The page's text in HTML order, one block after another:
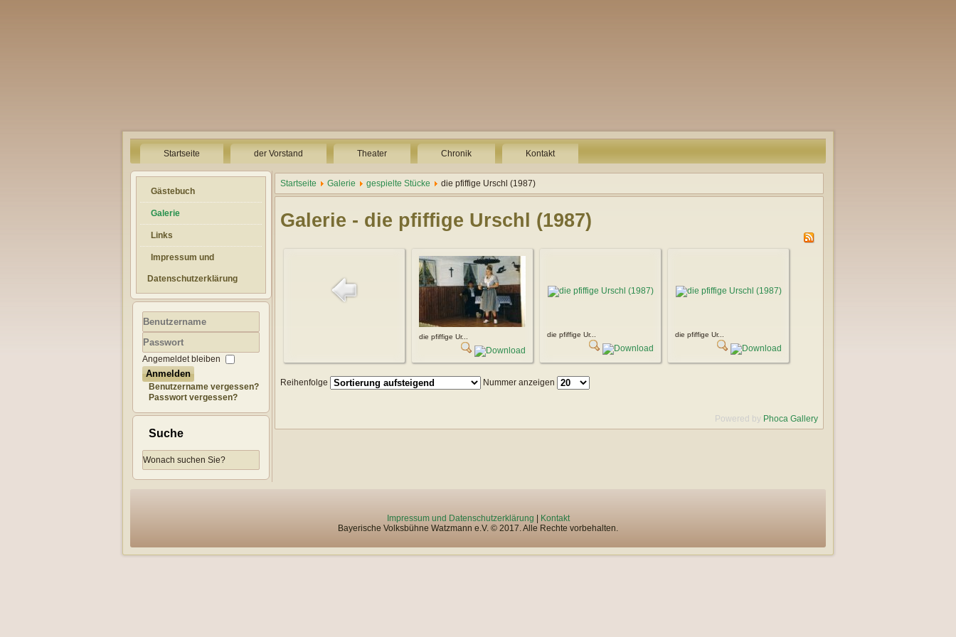
Startseite der Vorstand Theater Chronik Kontakt
Gästebuch
Galerie
Links
Impressum und
Datenschutzerklärung
Benutzername
Passwort
Angemeldet bleiben
Anmelden
Benutzername vergessen?
Passwort vergessen?
Suche
Startseite Galerie gespielte Stücke die pfiffige Urschl (1987)
Galerie - die pfiffige Urschl (1987)
die pfiffige Ur... die pfiffige Ur... die pfiffige Ur...
Reihenfolge Nummer anzeigen
Powered by Phoca Gallery
Impressum und Datenschutzerklärung
Kontakt
Bayerische Volksbühne Watzmann e.V. © 2017. Alle Rechte vorbehalten.